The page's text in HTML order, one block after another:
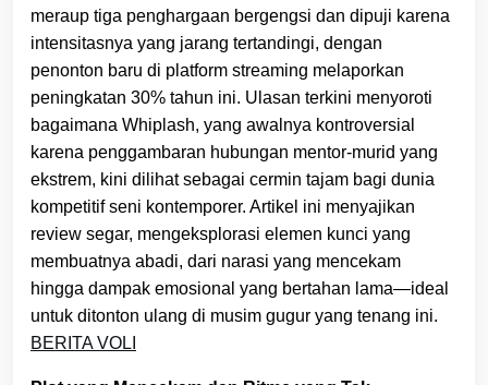
meraup tiga penghargaan bergengsi dan dipuji karena
intensitasnya yang jarang tertandingi, dengan
penonton baru di platform streaming melaporkan
peningkatan 30% tahun ini. Ulasan terkini menyoroti
bagaimana Whiplash, yang awalnya kontroversial
karena penggambaran hubungan mentor-murid yang
ekstrem, kini dilihat sebagai cermin tajam bagi dunia
kompetitif seni kontemporer. Artikel ini menyajikan
review segar, mengeksplorasi elemen kunci yang
membuatnya abadi, dari narasi yang mencekam
hingga dampak emosional yang bertahan lama—ideal
untuk ditonton ulang di musim gugur yang tenang ini.
BERITA VOLI